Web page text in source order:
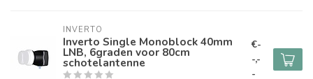
INVERTO
Inverto Single Monoblock 40mm
LNB, 6graden voor 80cm
schotelantenne
€-
-,-
-